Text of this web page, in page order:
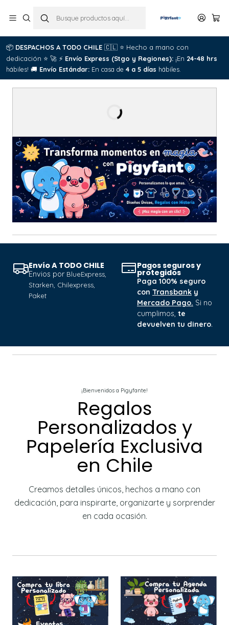
Pigyfante:
📦 DESPACHOS A TODO CHILE 🇨🇱 ⭐ Hecho a mano con
dedicación ⭐ 🚀 ⚡ Envío Express (Stgo y Regiones): ¡En 24-48 hrs
hábiles! 🚚 Envío Estándar: En casa de 4 a 5 días hábiles.
Envío A TODO CHILE
Envios por BlueExpress,
Starken, Chilexpress,
Paket
Pagos seguros y
protegidos
Paga 100% seguro
con Transbank y
Mercado Pago. Si no
cumplimos, te
devuelven tu dinero.
¡Bienvenidos a Pigyfante!
Regalos
Personalizados y
Papelería Exclusiva
en Chile
Creamos detalles únicos, hechos a mano con
dedicación, para inspirarte, organizarte y sorprender
en cada ocasión.